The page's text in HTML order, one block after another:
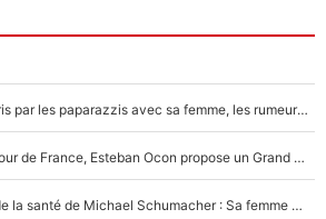
F1 : Charles Leclerc surpris par les paparazzis avec sa femme, les rumeurs étaient vraies !
Comme pour le final du Tour de France, Esteban Ocon propose un Grand Prix de Formule 1 à Paris : «Autour de l’Arc de Triomphe, ce serait génial» !
Nouvelle rumeur autour de la santé de Michael Schumacher : Sa femme Corinna sort du silence